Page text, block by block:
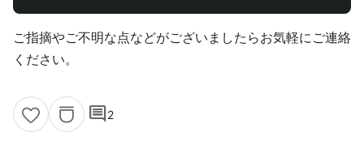
ご指摘やご不明な点などがございましたらお気軽にご連絡
ください。
comment2